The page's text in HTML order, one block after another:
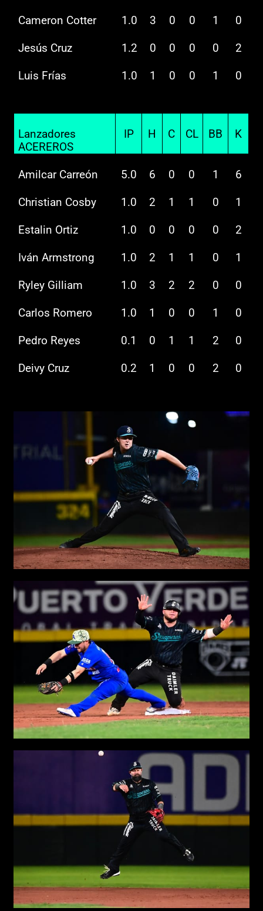
Cameron Cotter 1.0 3 0 0 1 0
Jesús Cruz 1.2 0 0 0 0 2
Luis Frías 1.0 1 0 0 1 0
Lanzadores
ACEREROS
IP H C CL BB K
Amilcar Carreón 5.0 6 0 0 1 6
Christian Cosby 1.0 2 1 1 0 1
Estalin Ortiz 1.0 0 0 0 0 2
Iván Armstrong 1.0 2 1 1 0 1
Ryley Gilliam 1.0 3 2 2 0 0
Carlos Romero 1.0 1 0 0 1 0
Pedro Reyes 0.1 0 1 1 2 0
Deivy Cruz 0.2 1 0 0 2 0